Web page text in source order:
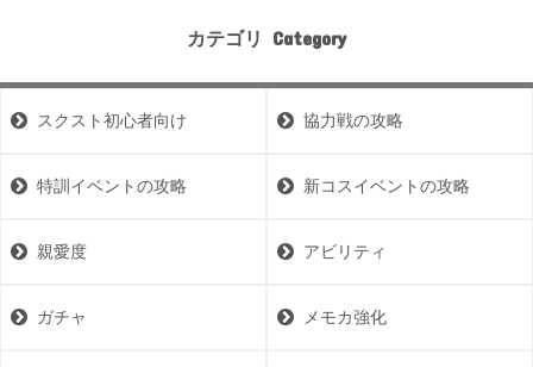
カテゴリ
スクスト初心者向け 協力戦の攻略
特訓イベントの攻略 新コスイベントの攻略
親愛度 アビリティ
ガチャ メモカ強化